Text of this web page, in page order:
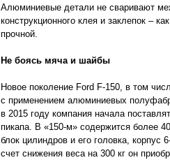
Алюминиевые детали не сваривают
конструкционного клея и заклепок –
прочной.
Не боясь мяча и шайбы
Новое поколение Ford F-150, в том
с применением алюминиевых
в 2015 году компания начала
пикапа. В «150-м» содержится более
блок цилиндров и его головка, корпус
счет снижения веса на 300 кг он